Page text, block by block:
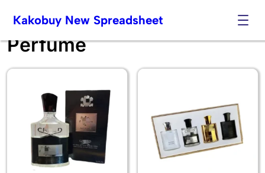
Skip
content
Kakobuy New Spreadsheet
Perfume